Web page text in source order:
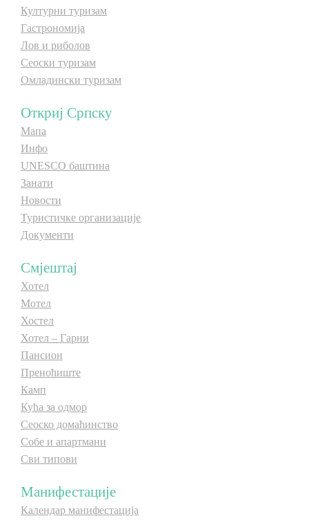
Културни туризам
Гастрономија
Лов и риболов
Сеоски туризам
Омладински туризам
Откриј Српску
Мапа
Инфо
UNESCO баштина
Занати
Новости
Туристичке организације
Документи
Смјештај
Хотел
Мотел
Хостел
Хотел – Гарни
Пансион
Преноћиште
Камп
Кућа за одмор
Сеоско домаћинство
Собе и апартмани
Сви типови
Манифестације
Календар манифестација